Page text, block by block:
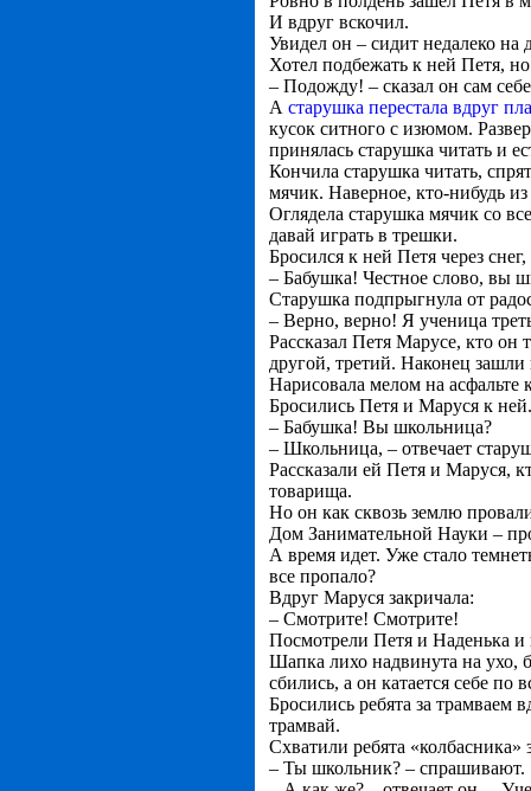
И вдруг вскочил.
Увидел он – сидит недалеко на
Хотел подбежать к ней Петя,
– Подожду! – сказал он сам
А старушка перестала вдруг
кусок ситного с изюмом.
принялась старушка читать и
Кончила старушка читать,
мячик. Наверное, кто-нибудь
Оглядела старушка мячик со
давай играть в трешки.
Бросился к ней Петя через
– Бабушка! Честное слово, вы
Старушка подпрыгнула от
– Верно, верно! Я ученица
Рассказал Петя Марусе, кто он
другой, третий. Наконец
Нарисовала мелом на асфальте
Бросились Петя и Маруся к ней.
– Бабушка! Вы школьница?
– Школьница, – отвечает
Рассказали ей Петя и Маруся,
товарища.
Но он как сквозь землю
Дом Занимательной Науки –
А время идет. Уже стало
все пропало?
Вдруг Маруся закричала:
– Смотрите! Смотрите!
Посмотрели Петя и Наденька и
Шапка лихо надвинута на ухо,
сбились, а он катается себе по
Бросились ребята за трамваем
трамвай.
Схватили ребята
– Ты школьник? – спрашивают.